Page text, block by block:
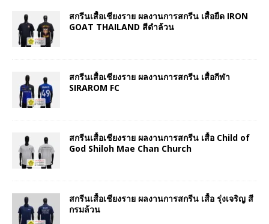
สกรีนเสื้อเชียงราย ผลงานการสกรีน เสื้อยืด IRON
GOAT THAILAND สีดำล้วน
สกรีนเสื้อเชียงราย ผลงานการสกรีน เสื้อกีฬา
SIRAROM FC
สกรีนเสื้อเชียงราย ผลงานการสกรีน เสื้อ Child of
God Shiloh Mae Chan Church
สกรีนเสื้อเชียงราย ผลงานการสกรีน เสื้อ รุ่งเจริญ สี
กรมล้วน